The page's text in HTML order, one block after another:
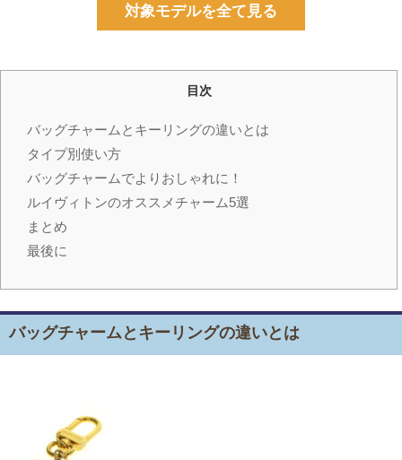
対象モデルを全て見る
目次
バッグチャームとキーリングの違いとは
タイプ別使い方
バッグチャームでよりおしゃれに！
ルイヴィトンのオススメチャーム5選
まとめ
最後に
バッグチャームとキーリングの違いとは